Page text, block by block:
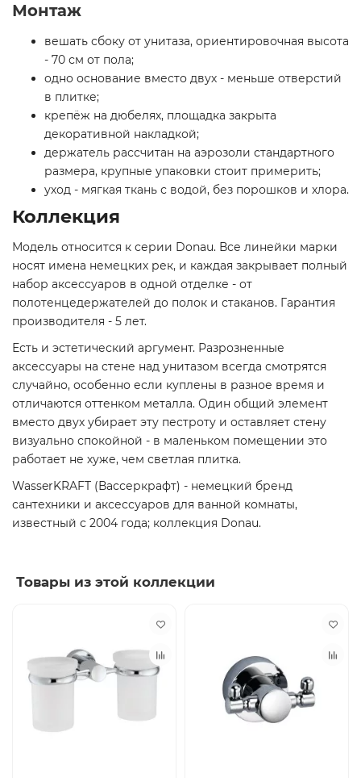
Монтаж
вешать сбоку от унитаза, ориентировочная высота
- 70 см от пола;
одно основание вместо двух - меньше отверстий
в плитке;
крепёж на дюбелях, площадка закрыта
декоративной накладкой;
держатель рассчитан на аэрозоли стандартного
размера, крупные упаковки стоит примерить;
уход - мягкая ткань с водой, без порошков и хлора.
Коллекция
Модель относится к серии Donau. Все линейки марки
носят имена немецких рек, и каждая закрывает полный
набор аксессуаров в одной отделке - от
полотенцедержателей до полок и стаканов. Гарантия
производителя - 5 лет.
Есть и эстетический аргумент. Разрозненные
аксессуары на стене над унитазом всегда смотрятся
случайно, особенно если куплены в разное время и
отличаются оттенком металла. Один общий элемент
вместо двух убирает эту пестроту и оставляет стену
визуально спокойной - в маленьком помещении это
работает не хуже, чем светлая плитка.
WasserKRAFT (Вассеркрафт) - немецкий бренд
сантехники и аксессуаров для ванной комнаты,
известный с 2004 года; коллекция Donau.
Товары из этой коллекции